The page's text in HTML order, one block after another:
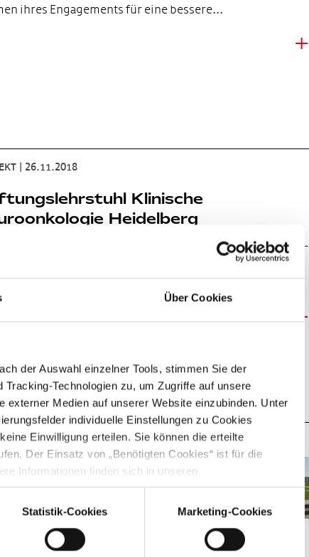
Über Cookies
der Auswahl einzelner Tools, stimmen Sie der
Technologien zu, um Zugriffe auf unsere
Medien auf unserer Website einzubinden. Unter
individuelle Einstellungen zu Cookies
Einwilligung erteilen. Sie können die erteilte
Der Einsatz von „Benötigten Cookies“ ist für die
Informationen finden sich in unseren
Statistik-Cookies Marketing-Cookies
ihres Engagements für eine bessere…
+
26.11.2018
Klinische
Heidelberg
Stiftungslehrstuhl wurde von 2007 bis 2012 von der Hertie-
in Kooperation mit der Ruprecht-Karls-Universität
und dem Deutschen…
+
| 26.11.2018
Museum
2007 bis 2012 wurde das Frankfurter Städelmuseum
und erhielt dadurch 3.000 qm neue